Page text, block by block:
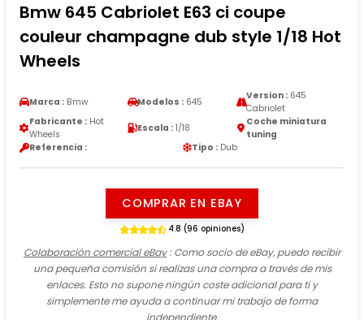
Bmw 645 Cabriolet E63 ci coupe
couleur champagne dub style 1/18 Hot
Wheels
Marca : Bmw Modelos : 645
Version :645
Cabriolet
Fabricante : Hot
Wheels
Escala : 1/18
Coche miniatura
tuning
Referencia :
Tipo : Dub
COMPRAR EN EBAY
4.8 (96 opiniones)
Colaboración comercial eBay: Como socio de eBay, puedo recibir
una pequeña comisión si realizas una compra a través de mis
enlaces. Esto no supone ningún coste adicional para ti y
simplemente me ayuda a continuar mi trabajo de forma